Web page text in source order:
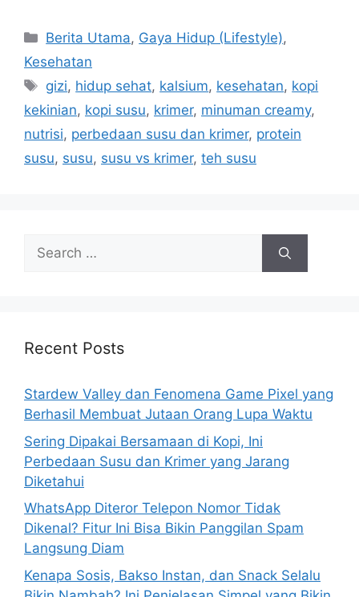
C
a
e
g
o
r
Berita Utama, Gaya Hidup (Lifestyle),
Kesehatan
T
a
s
gizi, hidup sehat, kalsium, kesehatan, kopi
kekinian, kopi susu, krimer, minuman creamy,
nutrisi, perbedaan susu dan krimer, protein
susu, susu, susu vs krimer, teh susu
h
r
:
Recent Posts
Stardew Valley dan Fenomena Game Pixel yang
Berhasil Membuat Jutaan Orang Lupa Waktu
Sering Dipakai Bersamaan di Kopi, Ini
Perbedaan Susu dan Krimer yang Jarang
Diketahui
WhatsApp Diteror Telepon Nomor Tidak
Dikenal? Fitur Ini Bisa Bikin Panggilan Spam
Langsung Diam
Kenapa Sosis, Bakso Instan, dan Snack Selalu